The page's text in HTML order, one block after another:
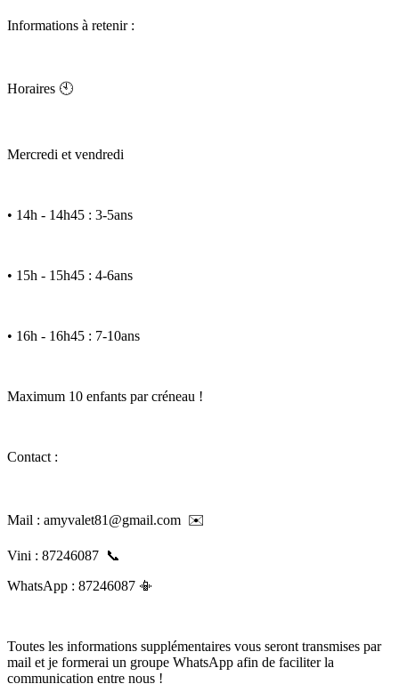
Informations à retenir :
Horaires 🕙
Mercredi et vendredi
• 14h - 14h45 : 3-5ans
• 15h - 15h45 : 4-6ans
• 16h - 16h45 : 7-10ans
Maximum 10 enfants par créneau !
Contact :
Mail : amyvalet81@gmail.com ✉️
Vini : 87246087 📞
WhatsApp : 87246087 📳
Toutes les informations supplémentaires vous seront transmises par
mail et je formerai un groupe WhatsApp afin de faciliter la
communication entre nous !